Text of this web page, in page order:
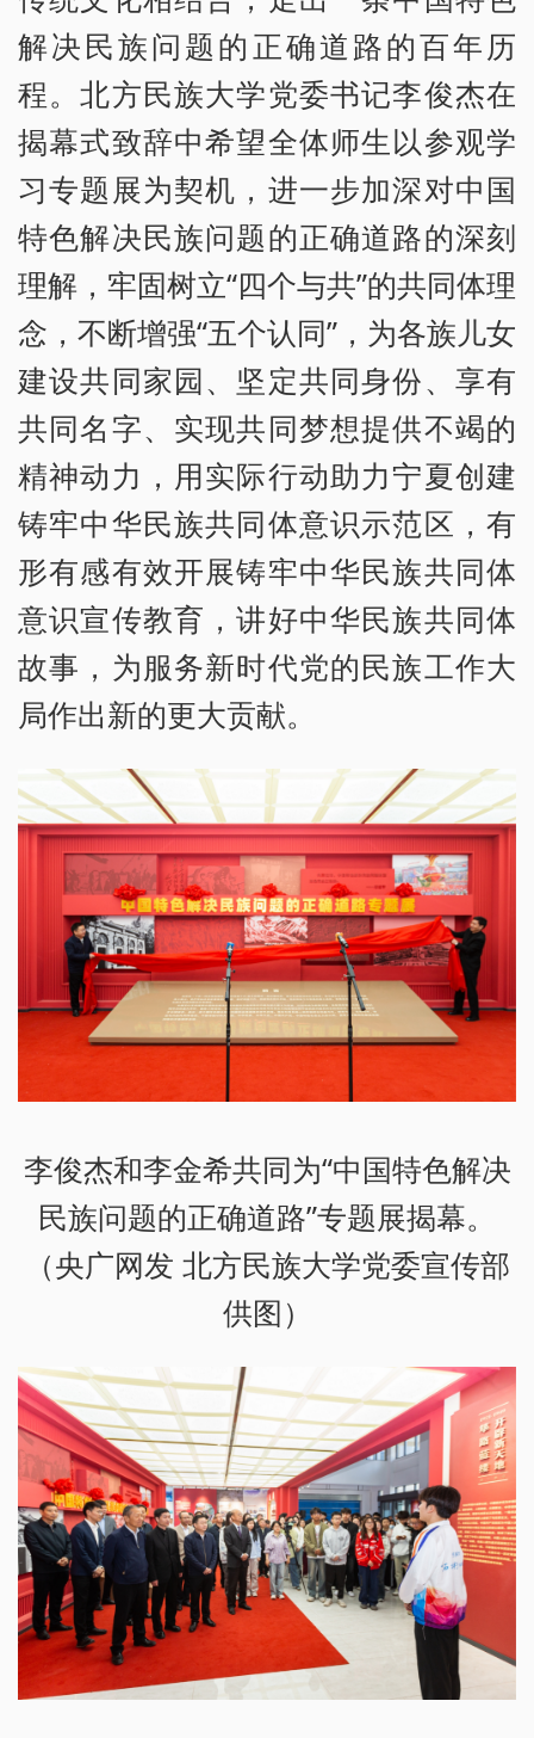
解决民族问题的正确道路的百年历
程。北方民族大学党委书记李俊杰在
揭幕式致辞中希望全体师生以参观学
习专题展为契机，进一步加深对中国
特色解决民族问题的正确道路的深刻
理解，牢固树立“四个与共”的共同体理
念，不断增强“五个认同”，为各族儿女
建设共同家园、坚定共同身份、享有
共同名字、实现共同梦想提供不竭的
精神动力，用实际行动助力宁夏创建
铸牢中华民族共同体意识示范区，有
形有感有效开展铸牢中华民族共同体
意识宣传教育，讲好中华民族共同体
故事，为服务新时代党的民族工作大
局作出新的更大贡献。
李俊杰和李金希共同为“中国特色解决
民族问题的正确道路”专题展揭幕。
（央广网发 北方民族大学党委宣传部
供图）